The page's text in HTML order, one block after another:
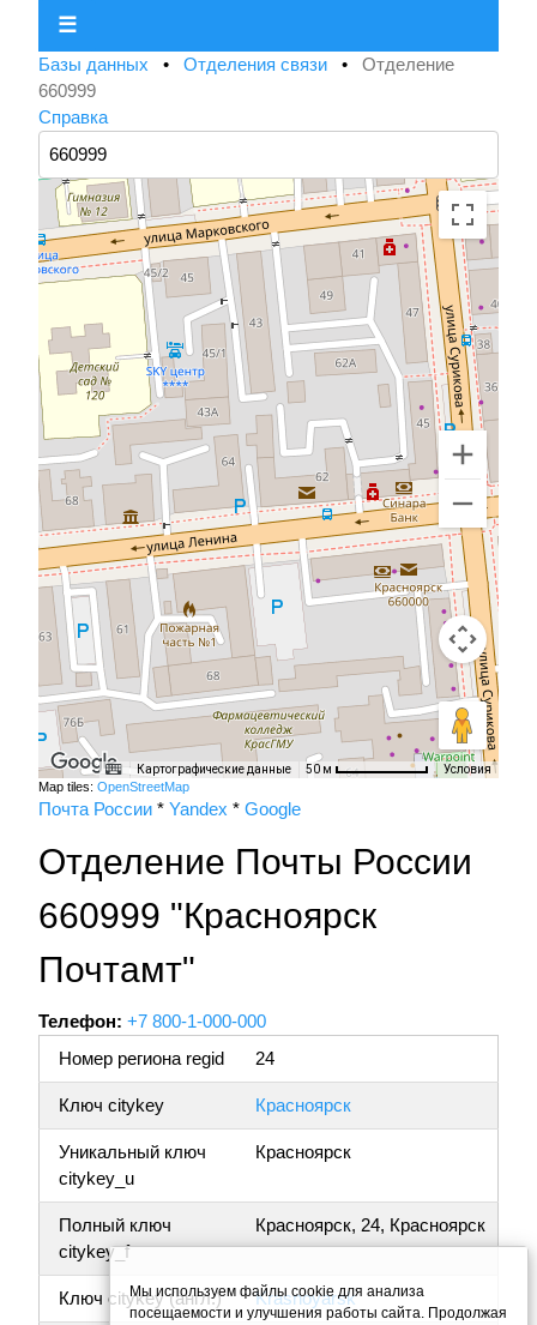
☰
Базы данных • Отделения связи • Отделение
660999
Справка
Картографические данные 50 м Условия
Map tiles: OpenStreetMap
Почта России * Yandex * Google
Отделение Почты России
660999 "Красноярск
Почтамт"
Телефон: +7 800-1-000-000
Номер региона regid
24
Ключ citykey Красноярск
Уникальный ключ
citykey_u
Красноярск
Полный ключ
citykey_f
Красноярск, 24, Красноярск
Ключ citykey (англ.) Krasnoyarsk
Мы используем файлы cookie для анализа
посещаемости и улучшения работы сайта. Продолжая